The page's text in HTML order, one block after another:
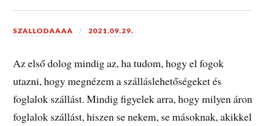
SZALLODAAAA 2021.09.29.
Az első dolog mindig az, ha tudom, hogy el fogok
utazni, hogy megnézem a szálláslehetőségeket és
foglalok szállást. Mindig figyelek arra, hogy milyen áron
foglalok szállást, hiszen se nekem, se másoknak, akikkel